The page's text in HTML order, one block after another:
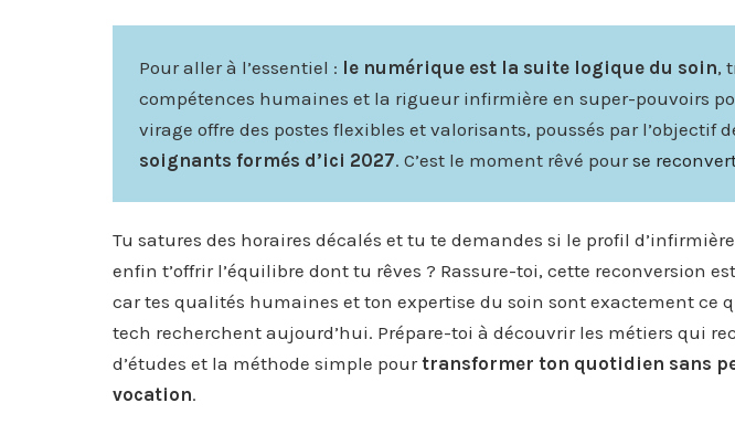
Pour aller à l’essentiel : le numérique est la suite logique du soin,
compétences humaines et la rigueur infirmière en super-pouvoirs
virage offre des postes flexibles et valorisants, poussés par l’objectif
soignants formés d’ici 2027. C’est le moment rêvé pourse
Tu satures des horaires décalés et tu te demandes si le profil
enfin t’offrir l’équilibre dont tu rêves ? Rassure-toi, cette reconversion
car tes qualités humaines et ton expertise du soin sont exactement ce
tech recherchent aujourd’hui. Prépare-toi à découvrir les métiers qui
d’études et la méthode simple pourtransformer ton quotidien sans
vocation.